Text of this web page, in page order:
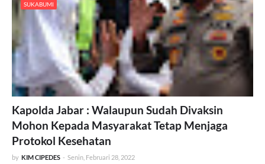
SUKABUMI
Kapolda Jabar : Walaupun Sudah Divaksin
Mohon Kepada Masyarakat Tetap Menjaga
Protokol Kesehatan
by KIM CIPEDES - Senin, Februari 28, 2022